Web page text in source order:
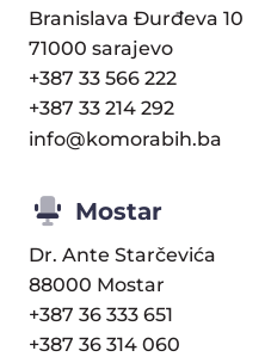
Branislava Đurđeva 10
71000 sarajevo
+387 33 566 222
+387 33 214 292
info@komorabih.ba
Mostar
Dr. Ante Starčevića
88000 Mostar
+387 36 333 651
+387 36 314 060